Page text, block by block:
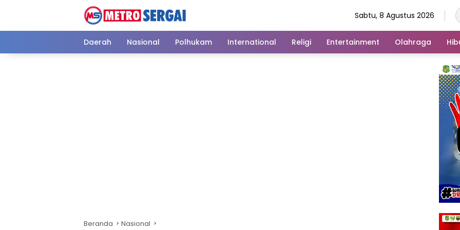
Sabtu, 8 Agustus 2026
Daerah Nasional Polhukam International Religi Entertainment Olahraga
Beranda Nasional